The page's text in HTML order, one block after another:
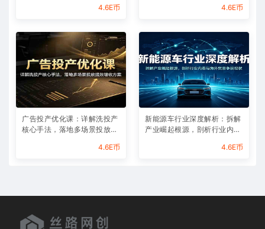
4.6E币
4.6E币
广告投产优化课：详解洗投产
核心手法，落地多场景投放提
4.6E币
新能源车行业深度解析：拆解
产业崛起根源，剖析行业内卷
4.6E币